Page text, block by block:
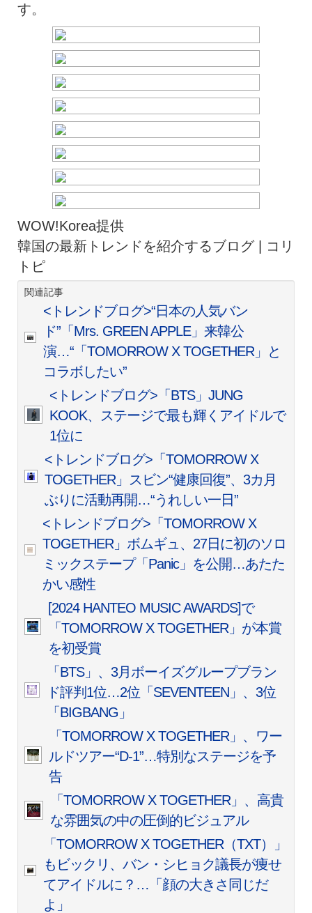
す。
WOW!Korea提供
韓国の最新トレンドを紹介するブログ | コリ
トピ
関連記事
<トレンドブログ>“日本の人気バン
ド”「Mrs. GREEN APPLE」来韓公
演…“「TOMORROW X TOGETHER」と
コラボしたい”
<トレンドブログ>「BTS」JUNG
KOOK、ステージで最も輝くアイドルで
1位に
<トレンドブログ>「TOMORROW X
TOGETHER」スビン“健康回復”、3カ月
ぶりに活動再開…“うれしい一日”
<トレンドブログ>「TOMORROW X
TOGETHER」ボムギュ、27日に初のソロ
ミックステープ「Panic」を公開…あたた
かい感性
[2024 HANTEO MUSIC AWARDS]で
「TOMORROW X TOGETHER」が本賞
を初受賞
「BTS」、3月ボーイズグループブラン
ド評判1位…2位「SEVENTEEN」、3位
「BIGBANG」
「TOMORROW X TOGETHER」、ワー
ルドツアー“D-1”…特別なステージを予
告
「TOMORROW X TOGETHER」、高貴
な雰囲気の中の圧倒的ビジュアル
「TOMORROW X TOGETHER（TXT）」
もビックリ、バン・シヒョク議長が痩せ
てアイドルに？…「顔の大きさ同じだ
よ」